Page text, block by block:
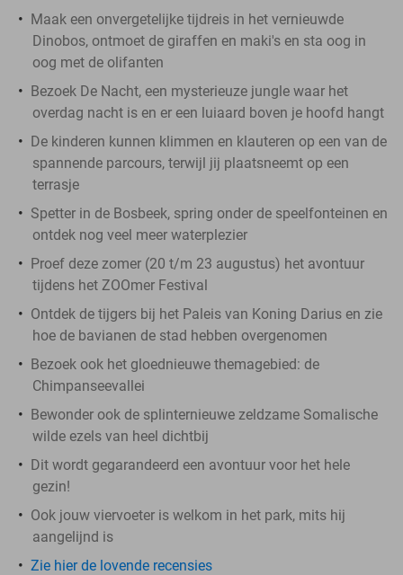
Maak een onvergetelijke tijdreis in het vernieuwde
Dinobos, ontmoet de giraffen en maki's en sta oog in
oog met de olifanten
Bezoek De Nacht, een mysterieuze jungle waar het
overdag nacht is en er een luiaard boven je hoofd hangt
De kinderen kunnen klimmen en klauteren op een van de
spannende parcours, terwijl jij plaatsneemt op een
terrasje
Spetter in de Bosbeek, spring onder de speelfonteinen en
ontdek nog veel meer waterplezier
​Proef deze zomer (20 t/m 23 augustus) het avontuur
tijdens het ZOOmer Festival
Ontdek de tijgers bij het Paleis van Koning Darius en zie
hoe de bavianen de stad hebben overgenomen
Bezoek ook het gloednieuwe themagebied: de
Chimpanseevallei
Bewonder ook de splinternieuwe zeldzame Somalische
wilde ezels van heel dichtbij
Dit wordt gegarandeerd een avontuur voor het hele
gezin!
Ook jouw viervoeter is welkom in het park, mits hij
aangelijnd is
Zie hier de lovende recensies